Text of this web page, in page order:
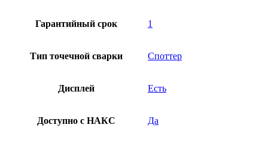
Гарантийный срок 1
Тип точечной сварки Споттер
Дисплей Есть
Доступно с НАКС Да